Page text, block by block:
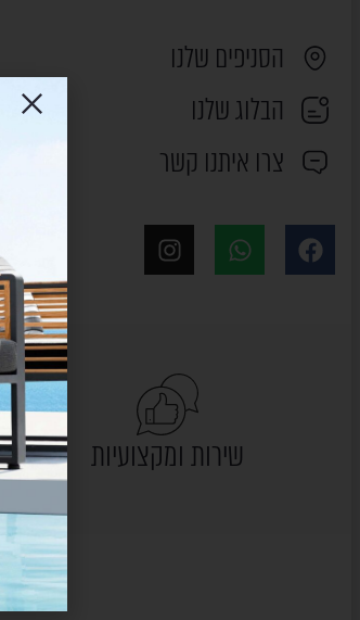
הסניפים שלנו
הבלוג שלנו
צרו איתנו קשר
שירות ומקצועיות